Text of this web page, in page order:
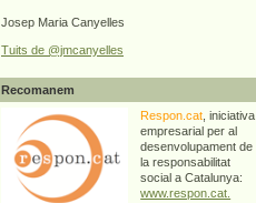
Josep Maria Canyelles
Tuits de @jmcanyelles
Recomanem
Respon.cat , iniciativa
empresarial per al
desenvolupament de
la responsabilitat
social a Catalunya:
www.respon.cat.